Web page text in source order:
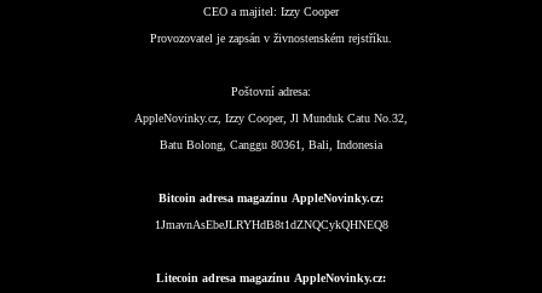
CEO a majitel: Izzy Cooper
Provozovatel je zapsán v živnostenském rejstříku.
Poštovní adresa:
AppleNovinky.cz, Izzy Cooper, Jl Munduk Catu No.32,
Batu Bolong, Canggu 80361, Bali, Indonesia
Bitcoin adresa magazínu AppleNovinky.cz:
1JmavnAsEbeJLRYHdB8t1dZNQCykQHNEQ8
Litecoin adresa magazínu AppleNovinky.cz: